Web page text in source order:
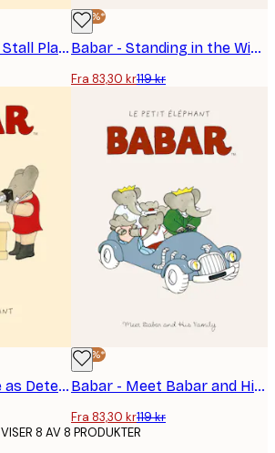
Babar - Ice Cream Stall Plakat
-30%*
Babar - Standing in the Window Plakat
Fra 83,30 kr119 kr
Babar and Celeste as Detectives Plakat
-30%*
Babar - Meet Babar and His family Plakat
Fra 83,30 kr119 kr
VISER 8 AV 8 PRODUKTER